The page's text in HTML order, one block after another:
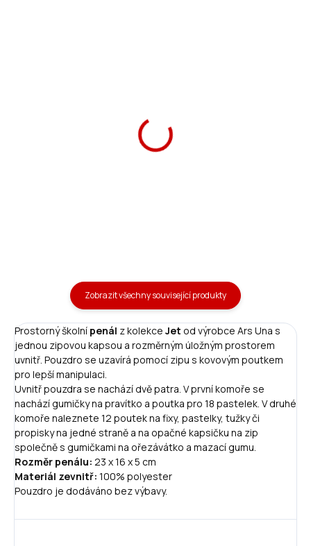
Ars Una penál Jet oválný
Zobrazit všechny související produkty
Prostorný školní penál z kolekce Jet od výrobce Ars Una s
jednou zipovou kapsou a rozměrným úložným prostorem
uvnitř. Pouzdro se uzavírá pomocí zipu s kovovým poutkem
pro lepší manipulaci.
Uvnitř pouzdra se nachází dvě patra. V první komoře se
nachází gumičky na pravítko a poutka pro 18 pastelek. V druhé
komoře naleznete 12 poutek na fixy, pastelky, tužky či
propisky na jedné straně a na opačné kapsičku na zip
společně s gumičkami na ořezávátko a mazací gumu.
Rozměr penálu: 23 x 16 x 5 cm
Materiál zevnitř: 100% polyester
Pouzdro je dodáváno bez výbavy.